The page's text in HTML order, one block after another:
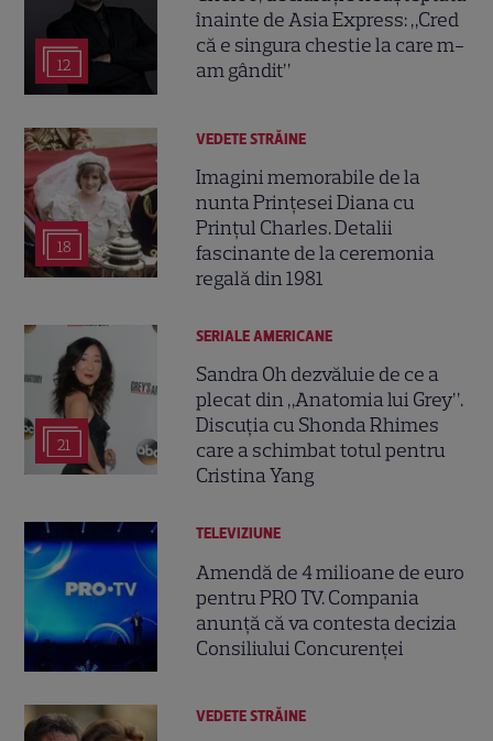
12
înainte de Asia Express: „Cred
că e singura chestie la care m-
am gândit”
18
VEDETE STRĂINE
Imagini memorabile de la
nunta Prințesei Diana cu
Prințul Charles. Detalii
fascinante de la ceremonia
regală din 1981
21
SERIALE AMERICANE
Sandra Oh dezvăluie de ce a
plecat din „Anatomia lui Grey”.
Discuția cu Shonda Rhimes
care a schimbat totul pentru
Cristina Yang
TELEVIZIUNE
Amendă de 4 milioane de euro
pentru PRO TV. Compania
anunță că va contesta decizia
Consiliului Concurenței
VEDETE STRĂINE